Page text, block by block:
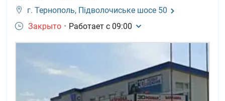
г. Тернополь, Підволочиське шосе 50
Закрыто • Работает с 09:00